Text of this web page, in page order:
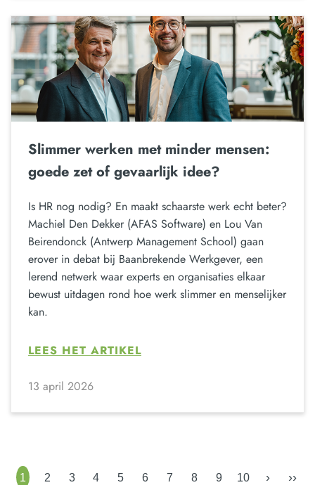
Slimmer werken met minder mensen:
goede zet of gevaarlijk idee?
Is HR nog nodig? En maakt schaarste werk echt beter?
Machiel Den Dekker (AFAS Software) en Lou Van
Beirendonck (Antwerp Management School) gaan
erover in debat bij Baanbrekende Werkgever, een
lerend netwerk waar experts en organisaties elkaar
bewust uitdagen rond hoe werk slimmer en menselijker
kan.
LEES HET ARTIKEL
13 april 2026
1 2 3 4 5 6 7 8 9 10 › ››